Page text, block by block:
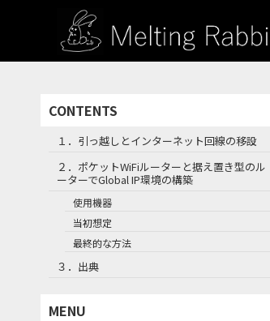
CONTENTS
１．引っ越しとインターネット回線の移設
２．ポケットWiFiルーターと据え置き型のル
ーターでGlobal IP環境の構築
使用機器
当初想定
最終的な方法
３．出典
MENU